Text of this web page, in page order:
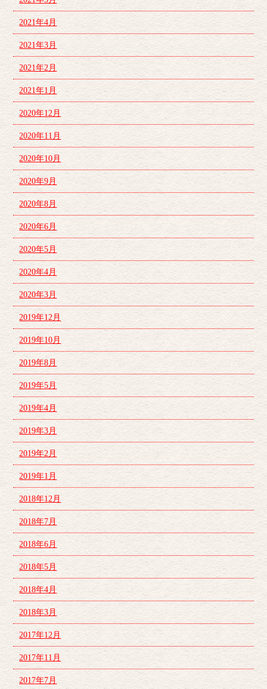
2021年4月
2021年3月
2021年2月
2021年1月
2020年12月
2020年11月
2020年10月
2020年9月
2020年8月
2020年6月
2020年5月
2020年4月
2020年3月
2019年12月
2019年10月
2019年8月
2019年5月
2019年4月
2019年3月
2019年2月
2019年1月
2018年12月
2018年7月
2018年6月
2018年5月
2018年4月
2018年3月
2017年12月
2017年11月
2017年7月